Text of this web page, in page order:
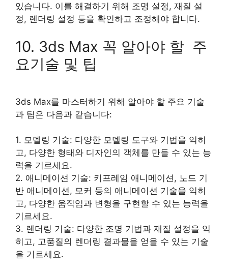
있습니다. 이를 해결하기 위해 조명 설정, 재질 설
정, 렌더링 설정 등을 확인하고 조정해야 합니다.
10. 3ds Max 꼭 알아야 할 주
요기술 및 팁
3ds Max를 마스터하기 위해 알아야 할 주요 기술
과 팁은 다음과 같습니다:
1. 모델링 기술: 다양한 모델링 도구와 기법을 익히
고, 다양한 형태와 디자인의 객체를 만들 수 있는 능
력을 기르세요.
2. 애니메이션 기술: 키프레임 애니메이션, 노드 기
반 애니메이션, 모커 등의 애니메이션 기술을 익히
고, 다양한 움직임과 변형을 구현할 수 있는 능력을
기르세요.
3. 렌더링 기술: 다양한 조명 기법과 재질 설정을 익
히고, 고품질의 렌더링 결과물을 얻을 수 있는 기술
을 기르세요.